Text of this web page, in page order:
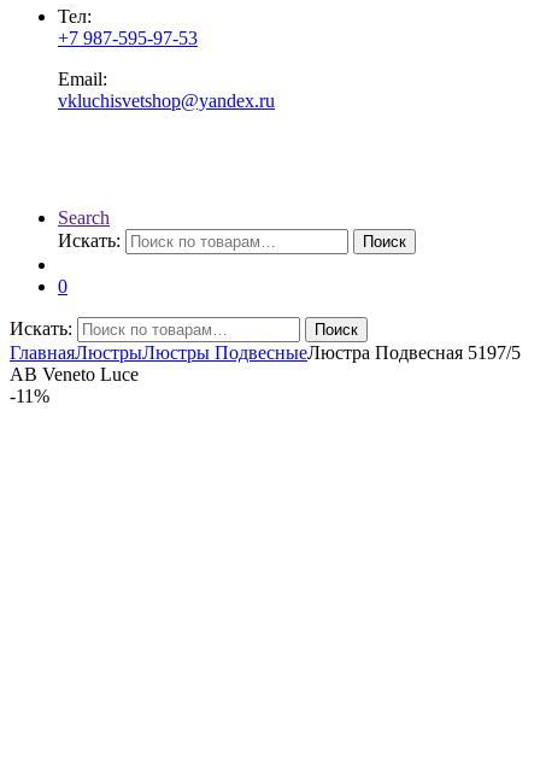
Тел:
+7 987-595-97-53
Email:
vkluchisvetshop@yandex.ru
Search
Искать:
Поиск
0
Искать: Поиск
ГлавнаяЛюстрыЛюстры ПодвесныеЛюстра Подвесная 5197/5
AB Veneto Luce
-11%